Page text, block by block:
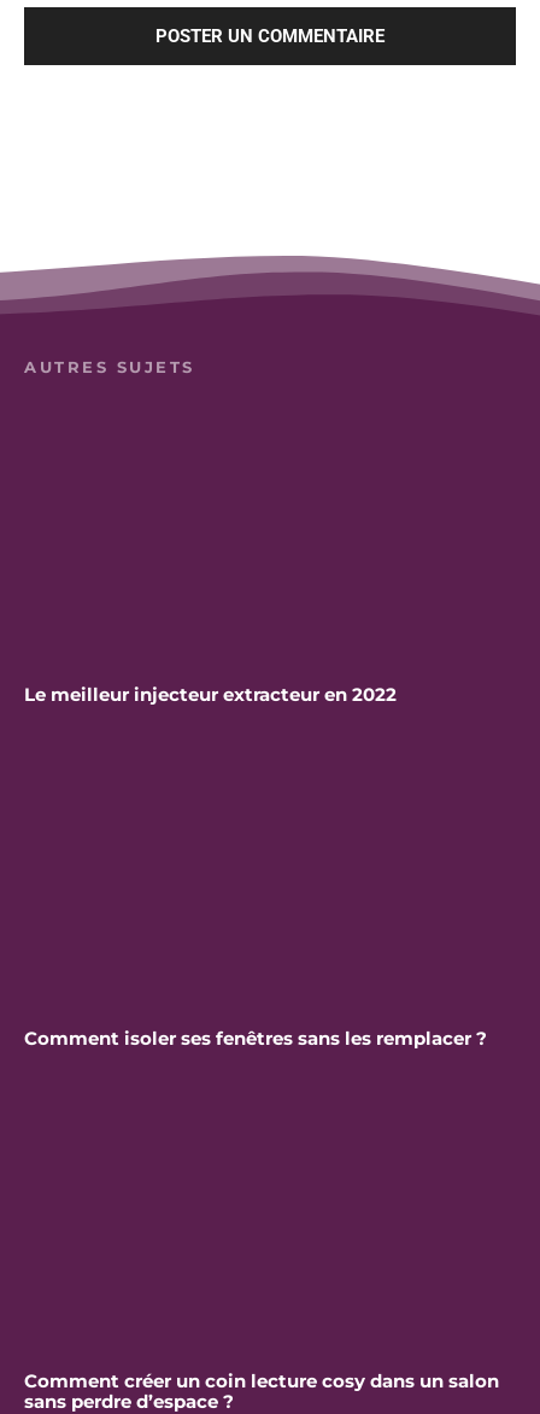
AUTRES SUJETS
Le meilleur injecteur extracteur en 2022
Comment isoler ses fenêtres sans les remplacer ?
Comment créer un coin lecture cosy dans un salon
sans perdre d’espace ?